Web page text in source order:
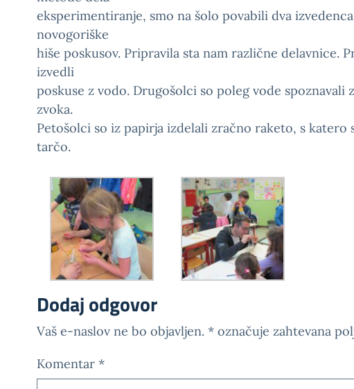
eksperimentiranje, smo na šolo povabili dva
novogoriške
hiše poskusov. Pripravila sta nam različne delavnice.
izvedli
poskuse z vodo. Drugošolci so poleg vode spoznavali
zvoka.
Petošolci so iz papirja izdelali zračno raketo, s katero
tarčo.
Dodaj odgovor
Vaš e-naslov ne bo objavljen. * označuje zahtevana
Komentar *